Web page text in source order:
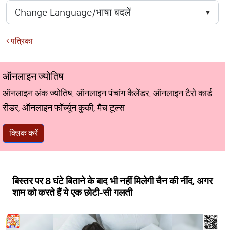
पत्रिका
ऑनलाइन ज्योतिष
ऑनलाइन अंक ज्योतिष, ऑनलाइन पंचांग कैलेंडर, ऑनलाइन टैरो कार्ड
रीडर, ऑनलाइन फॉर्च्यून कुकी, मैच टूल्स
क्लिक करें
बिस्तर पर 8 घंटे बिताने के बाद भी नहीं मिलेगी चैन की नींद, अगर
शाम को करते हैं ये एक छोटी-सी गलती